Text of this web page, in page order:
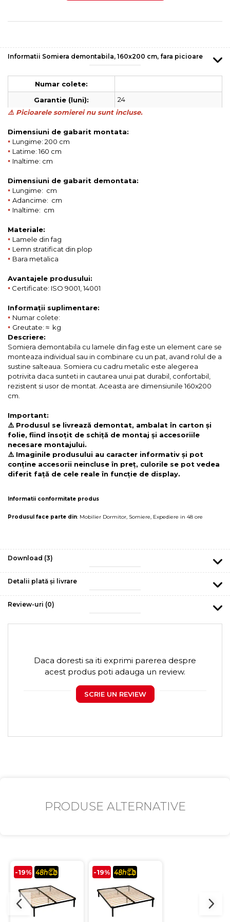
Informatii Somiera demontabila, 160x200 cm, fara picioare
Numar colete:
Garantie (luni):
24
⚠️ Picioarele somierei nu sunt incluse.
Dimensiuni de gabarit montata:
• Lungime: 200 cm
• Latime: 160 cm
• Inaltime: cm
Dimensiuni de gabarit demontata:
• Lungime: cm
• Adancime: cm
• Inaltime: cm
Materiale:
• Lamele din fag
• Lemn stratificat din plop
• Bara metalica
Avantajele produsului:
• Certificate: ISO 9001, 14001
Informații suplimentare:
• Numar colete:
• Greutate: ≈ kg
Descriere:
Somiera demontabila cu lamele din fag este un element care se
monteaza individual sau in combinare cu un pat, avand rolul de a
sustine salteaua. Somiera cu cadru metalic este alegerea
potrivita daca sunteti in cautarea unui pat durabil, confortabil,
rezistent si usor de montat. Aceasta are dimensiunile 160x200
cm.
Important:
⚠️ Produsul se livrează demontat, ambalat în carton și
folie, fiind însoțit de schiță de montaj și accesoriile
necesare montajului.
⚠️ Imaginile produsului au caracter informativ și pot
conține accesorii neincluse în preț, culorile se pot vedea
diferit față de cele reale în funcție de display.
Informatii conformitate produs
Produsul face parte din: Mobilier Dormitor Somiere Expediere in 48 ore
Download (3)
Detalii plată și livrare
Review-uri (0)
Daca doresti sa iti exprimi parerea despre
acest produs poti adauga un review.
SCRIE UN REVIEW
PRODUSE ALTERNATIVE
-19% -19%